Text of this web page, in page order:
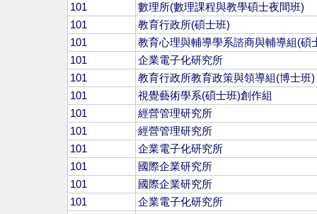
101
數理所(數理課程與教學碩士夜間班)
101
教育行政所(碩士班)
101
教育心理與輔導學系諮商與輔導組(碩
101
企業電子化研究所
101
教育行政所教育政策與領導組(博士班)
101
視覺藝術學系(碩士班)創作組
101
經營管理研究所
101
經營管理研究所
101
企業電子化研究所
101
國際企業研究所
101
國際企業研究所
101
企業電子化研究所